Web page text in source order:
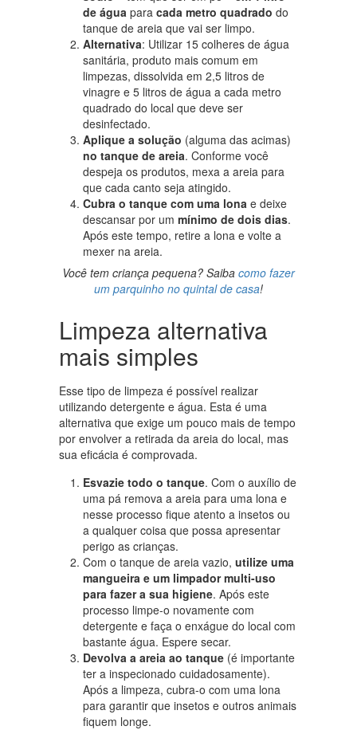
de água para cada metro quadrado do
tanque de areia que vai ser limpo.
Alternativa: Utilizar 15 colheres de água
sanitária, produto mais comum em
limpezas, dissolvida em 2,5 litros de
vinagre e 5 litros de água a cada metro
quadrado do local que deve ser
desinfectado.
Aplique a solução (alguma das acimas)
no tanque de areia. Conforme você
despeja os produtos, mexa a areia para
que cada canto seja atingido.
Cubra o tanque com uma lona e deixe
descansar por um mínimo de dois dias.
Após este tempo, retire a lona e volte a
mexer na areia.
Você tem criança pequena? Saiba como fazer
um parquinho no quintal de casa!
Limpeza alternativa
mais simples
Esse tipo de limpeza é possível realizar
utilizando detergente e água. Esta é uma
alternativa que exige um pouco mais de tempo
por envolver a retirada da areia do local, mas
sua eficácia é comprovada.
Esvazie todo o tanque. Com o auxílio de
uma pá remova a areia para uma lona e
nesse processo fique atento a insetos ou
a qualquer coisa que possa apresentar
perigo as crianças.
Com o tanque de areia vazio, utilize uma
mangueira e um limpador multi-uso
para fazer a sua higiene. Após este
processo limpe-o novamente com
detergente e faça o enxágue do local com
bastante água. Espere secar.
Devolva a areia ao tanque (é importante
ter a inspecionado cuidadosamente).
Após a limpeza, cubra-o com uma lona
para garantir que insetos e outros animais
fiquem longe.